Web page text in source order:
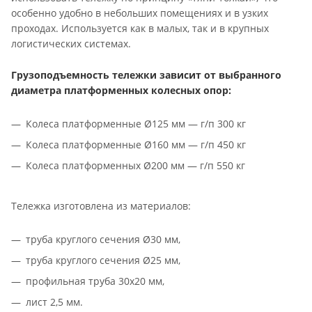
особенно удобно в небольших помещениях и в узких
проходах. Используется как в малых, так и в крупных
логистических системах.
Грузоподъемность тележки зависит от выбранного
диаметра платформенных колесных опор:
Колеса платформенные Ø125 мм — г/п 300 кг
Колеса платформенные Ø160 мм — г/п 450 кг
Колеса платформенных Ø200 мм — г/п 550 кг
Тележка изготовлена из материалов:
труба круглого сечения Ø30 мм,
труба круглого сечения Ø25 мм,
профильная труба 30х20 мм,
лист 2,5 мм.